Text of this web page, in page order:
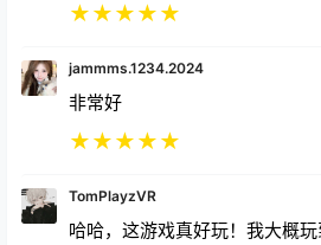
★★★★★
jammms.1234.2024
非常好
★★★★★
TomPlayzVR
哈哈，这游戏真好玩！我大概